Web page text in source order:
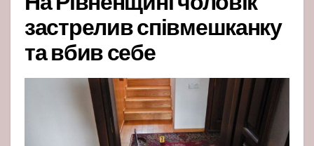
застрелив співмешканку
та вбив себе